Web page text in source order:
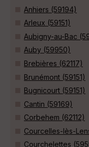
Anhiers (59194)
Arleux (59151)
Aubigny-au-Bac
Auby (59950)
Brebières (62117)
Brunémont (59151)
Bugnicourt (59151)
Cantin (59169)
Corbehem (62112)
Courcelles-lès-
Courchelettes